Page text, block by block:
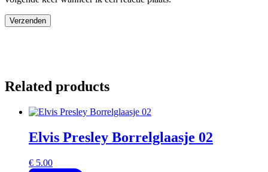
Related products
Elvis Presley Borrelglaasje 02
€ 5.00